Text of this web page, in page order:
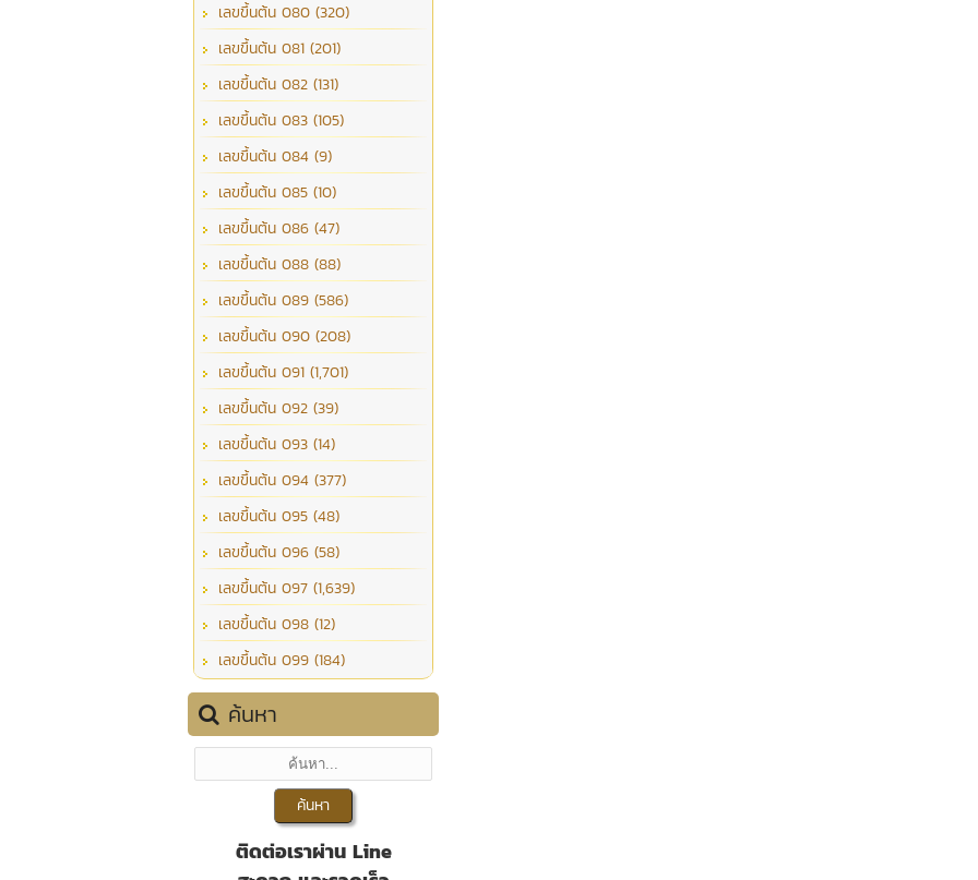
เลขขึ้นต้น 080 (320)
เลขขึ้นต้น 081 (201)
เลขขึ้นต้น 082 (131)
เลขขึ้นต้น 083 (105)
เลขขึ้นต้น 084 (9)
เลขขึ้นต้น 085 (10)
เลขขึ้นต้น 086 (47)
เลขขึ้นต้น 088 (88)
เลขขึ้นต้น 089 (586)
เลขขึ้นต้น 090 (208)
เลขขึ้นต้น 091 (1,701)
เลขขึ้นต้น 092 (39)
เลขขึ้นต้น 093 (14)
เลขขึ้นต้น 094 (377)
เลขขึ้นต้น 095 (48)
เลขขึ้นต้น 096 (58)
เลขขึ้นต้น 097 (1,639)
เลขขึ้นต้น 098 (12)
เลขขึ้นต้น 099 (184)
ค้นหา
ติดต่อเราผ่าน Line